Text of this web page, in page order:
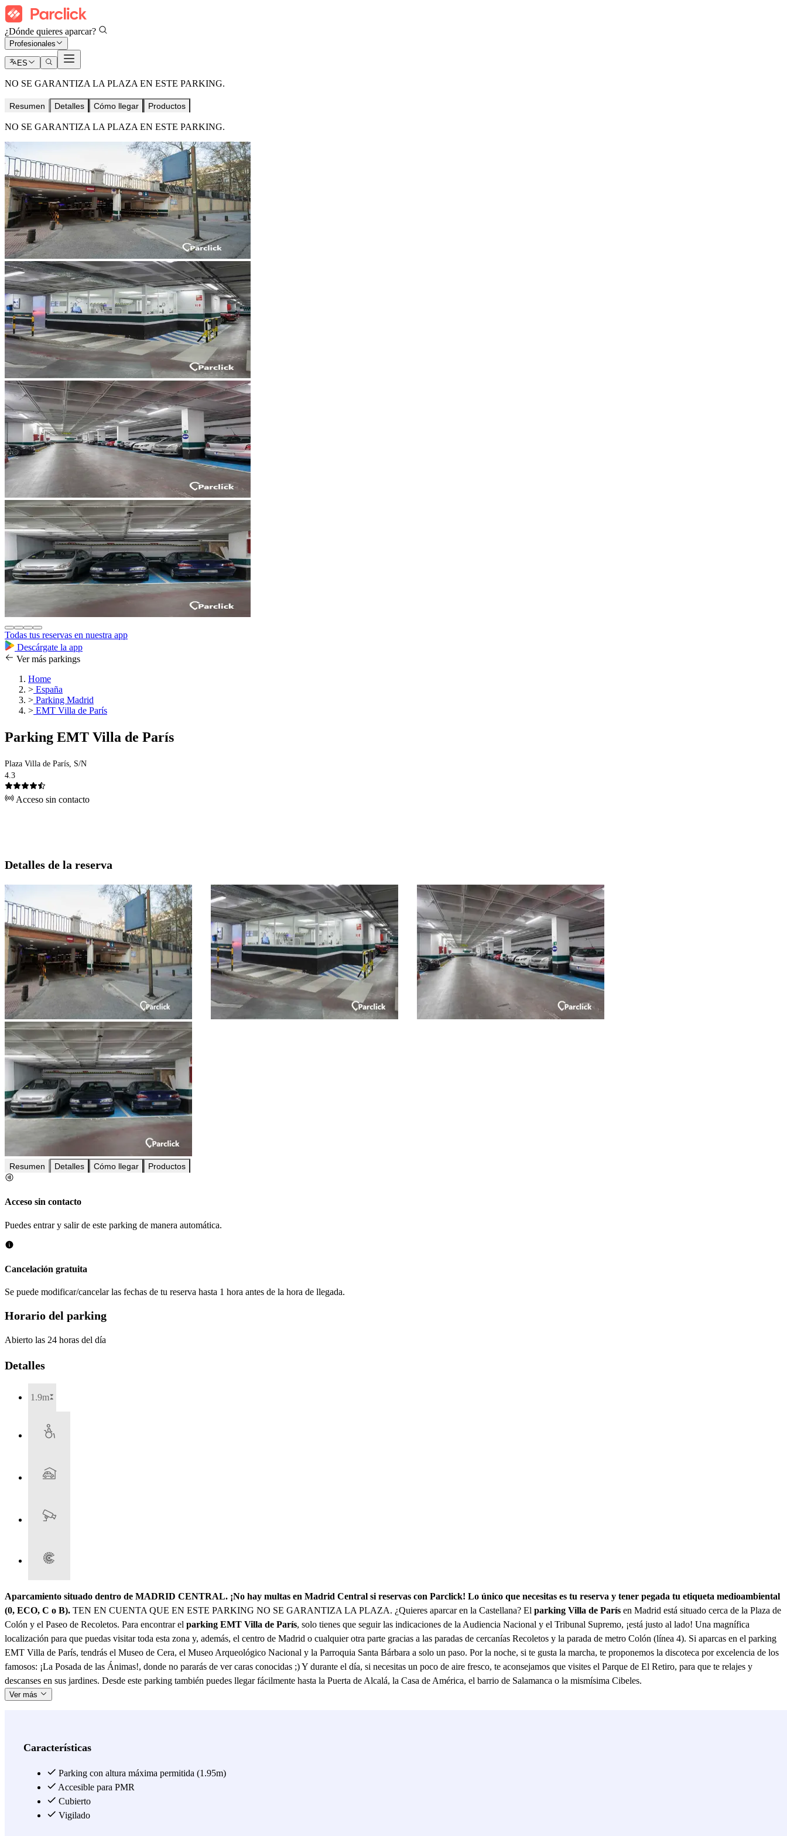
¿Dónde quieres aparcar?
Profesionales
ES
NO SE GARANTIZA LA PLAZA EN ESTE PARKING.
Resumen Detalles Cómo llegar Productos
NO SE GARANTIZA LA PLAZA EN ESTE PARKING.
Todas tus reservas en nuestra app
Descárgate la app
Ver más parkings
Home
> España
> Parking Madrid
> EMT Villa de París
Parking EMT Villa de París
Plaza Villa de París, S/N
4.3
Acceso sin contacto
Detalles de la reserva
Resumen Detalles Cómo llegar Productos
Acceso sin contacto
Puedes entrar y salir de este parking de manera automática.
Cancelación gratuita
Se puede modificar/cancelar las fechas de tu reserva hasta 1 hora antes de la hora de llegada.
Horario del parking
Abierto las 24 horas del día
Detalles
1.9m
Aparcamiento situado dentro de MADRID CENTRAL. ¡No hay multas en Madrid Central si reservas con Parclick! Lo único que necesitas es tu reserva y tener pegada tu etiqueta medioambiental
(0, ECO, C o B). TEN EN CUENTA QUE EN ESTE PARKING NO SE GARANTIZA LA PLAZA. ¿Quieres aparcar en la Castellana? El parking Villa de París en Madrid está situado cerca de la Plaza de
Colón y el Paseo de Recoletos. Para encontrar el parking EMT Villa de París, solo tienes que seguir las indicaciones de la Audiencia Nacional y el Tribunal Supremo, ¡está justo al lado! Una magnífica
localización para que puedas visitar toda esta zona y, además, el centro de Madrid o cualquier otra parte gracias a las paradas de cercanías Recoletos y la parada de metro Colón (línea 4). Si aparcas en el parking
EMT Villa de París, tendrás el Museo de Cera, el Museo Arqueológico Nacional y la Parroquia Santa Bárbara a solo un paso. Por la noche, si te gusta la marcha, te proponemos la discoteca por excelencia de los
famosos: ¡La Posada de las Ánimas!, donde no pararás de ver caras conocidas ;) Y durante el día, si necesitas un poco de aire fresco, te aconsejamos que visites el Parque de El Retiro, para que te relajes y
descanses en sus jardines. Desde este parking también puedes llegar fácilmente hasta la Puerta de Alcalá, la Casa de América, el barrio de Salamanca o la mismísima Cibeles.
Ver más
Características
Parking con altura máxima permitida (1.95m)
Accesible para PMR
Cubierto
Vigilado